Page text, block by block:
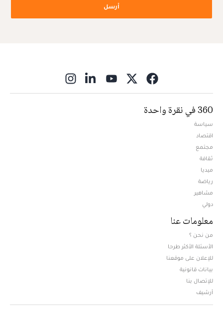
أرسل
360 في نقرة واحدة
سياسة
اقتصاد
مجتمع
ثقافة
ميديا
رياضة
مشاهير
دولي
معلومات عنا
من نحن ؟
الأسئلة الأكثر طرحا
للإعلان على موقعنا
بيانات قانونية
للإتصال بنا
أرشيف